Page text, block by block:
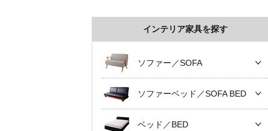
インテリア家具を探す
ソファー／SOFA
ソファーベッド／SOFA BED
ベッド／BED